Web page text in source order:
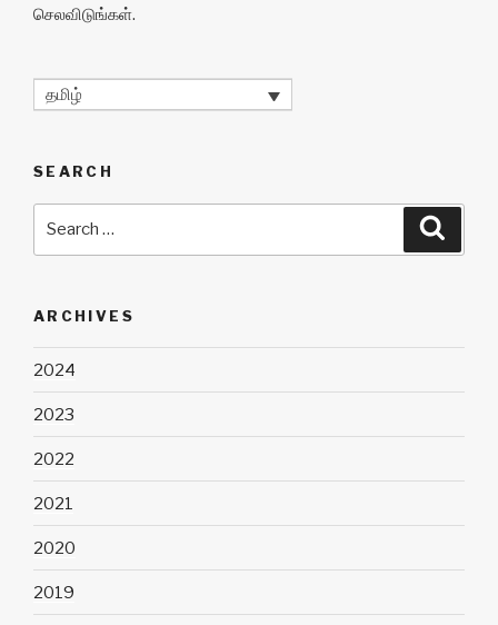
செலவிடுங்கள்.
தமிழ்
SEARCH
ARCHIVES
2024
2023
2022
2021
2020
2019